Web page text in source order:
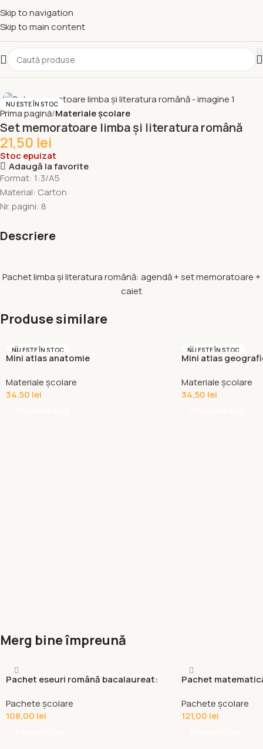
Skip to navigation
Skip to main content
NU ESTE ÎN STOC
Prima pagină Materiale școlare
Set memoratoare limba și literatura română
21,50 lei
Stoc epuizat
Adaugă la favorite
Format: 1:3/A5
Material: Carton
Nr. pagini: 8
Descriere
Pachet limba și literatura română: agendă + set memoratoare +
caiet
Produse similare
NU ESTE ÎN STOC
Mini atlas anatomie
Materiale școlare
34,50 lei
NU ESTE ÎN STOC
Mini atlas
Materiale școlare
34,50 lei
Merg bine împreună
Pachet eseuri română bacalaureat:
Pachete școlare
108,00 lei
Pachet
Pachete școlare
121,00 lei